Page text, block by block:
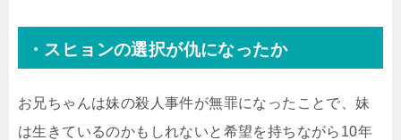
・スヒョンの選択が仇になったか
お兄ちゃんは妹の殺人事件が無罪になったことで、妹
は生きているのかもしれないと希望を持ちながら10年